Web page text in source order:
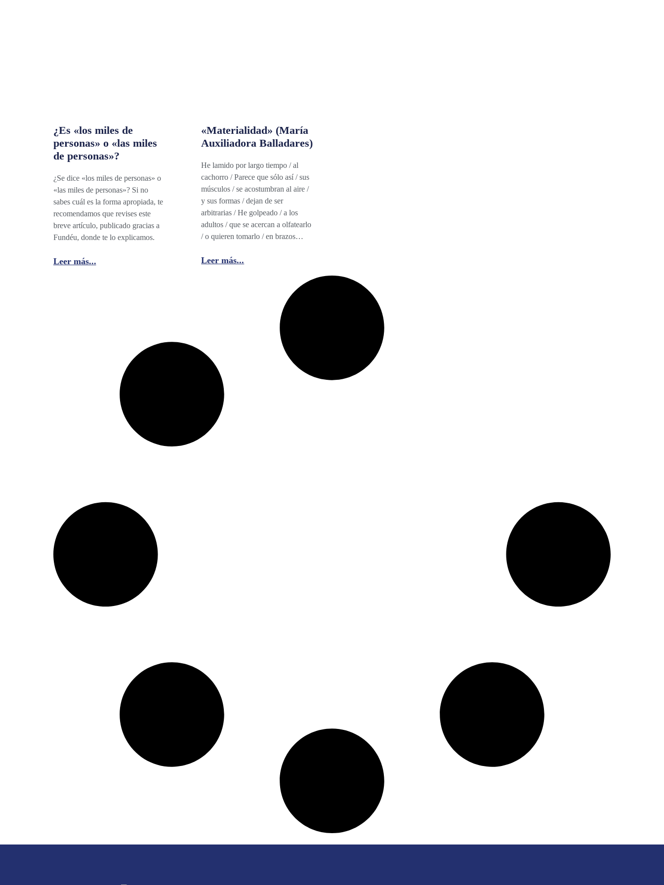
¿Es «los miles de
personas» o «las miles
de personas»?
¿Se dice «los miles de personas» o
«las miles de personas»? Si no
sabes cuál es la forma apropiada, te
recomendamos que revises este
breve artículo, publicado gracias a
Fundéu, donde te lo explicamos.
Leer más...
«Materialidad» (María
Auxiliadora Balladares)
He lamido por largo tiempo / al
cachorro / Parece que sólo así / sus
músculos / se acostumbran al aire /
y sus formas / dejan de ser
arbitrarias / He golpeado / a los
adultos / que se acercan a olfatearlo
/ o quieren tomarlo / en brazos…
Leer más...